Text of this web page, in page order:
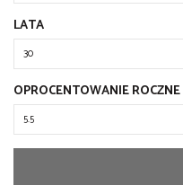
LATA
OPROCENTOWANIE ROCZNE